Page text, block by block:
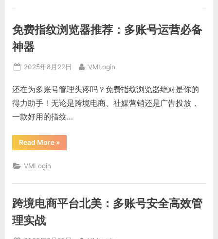
工
VMLOGIN
浏
览
账
号
理
高
效
又
安
全”
免费指纹浏览器推荐：多账号运营必备
神器
Posted
2025年8月22日 By
VMLogin
还在为多账号管理头疼吗？免费指纹浏览器绝对是你的
得力助手！无论是跨境电商、社媒营销还是广告投放，
一款好用的指纹…
Read More“免
费
器
荐：
多
账
»
VMLogin
跨境电商平台北美：多账号安全高效管
理实战